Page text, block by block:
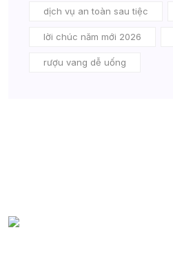
dịch vụ an toàn sau tiệc
lời chúc năm mới 2026
rượu vang dễ uống